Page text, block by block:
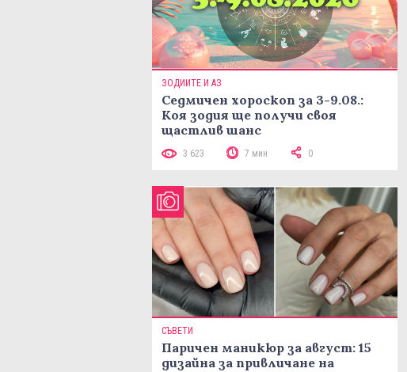
ЗОДИИТЕ И АЗ
Седмичен хороскоп за 3-9.08.:
Коя зодия ще получи своя
щастлив шанс
3 623 7 мин 0
СЪВЕТИ
Паричен маникюр за август: 15
дизайна за привличане на